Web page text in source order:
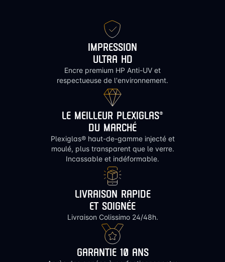
IMPRESSION
ULTRA HD
Encre premium HP Anti-UV et
respectueuse de l'environnement.
LE MEILLEUR PLEXIGLAS®
DU MARCHÉ
Plexiglas® haut-de-gamme injecté et
moulé, plus transparent que le verre.
Incassable et indéformable.
LIVRAISON RAPIDE
ET SOIGNÉE
Livraison Colissimo 24/48h.
GARANTIE 10 ANS